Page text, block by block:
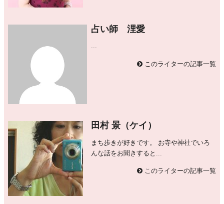
占い師 浬愛
...
このライターの記事一覧
田村 景（ケイ）
まち歩きが好きです。 お寺や神社でいろ
んな話をお聞きすると...
このライターの記事一覧